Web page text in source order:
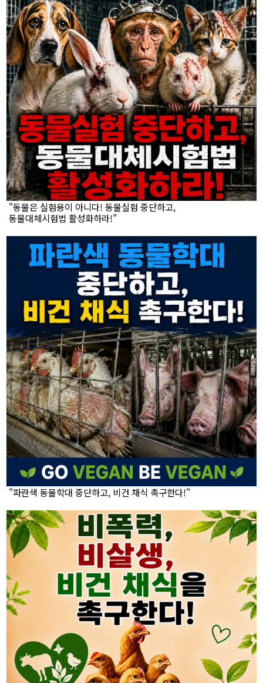
"동물은 실험용이 아니다! 동물실험 중단하고,
동물대체시험법 활성화하라!"
"파란색 동물학대 중단하고, 비건 채식 촉구한다!"